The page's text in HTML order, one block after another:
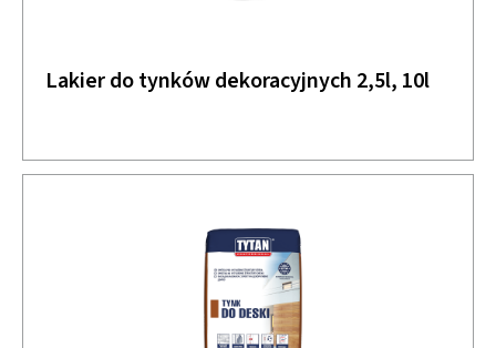
Lakier do tynków dekoracyjnych 2,5l, 10l